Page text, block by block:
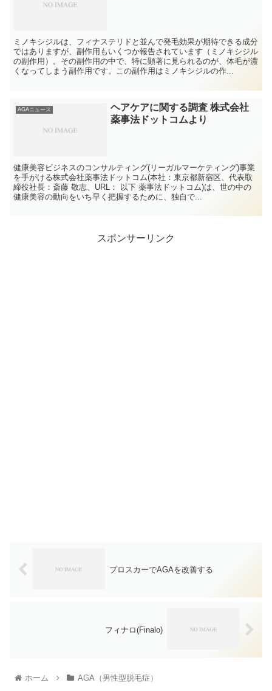
ミノキシジルは、フィナステリドと並んで発毛効果が期待できる成分
ではありますが、副作用もいくつか報告されています（ミノキシジル
の副作用）。その副作用の中で、特に顕著に見られるのが、体毛が濃
くなってしまう副作用です。この副作用はミノキシジルの作...
AGAニュース
ヘアケアに関する調査 株式会社
薬事法ドットコムより
健康美容ビジネスのコンサルティング(リーガルマーケティング)事業
を手がける株式会社薬事法ドットコム(本社：東京都新宿区、代表取
締役社長：斎藤 敬志、URL： 以下 薬事法ドットコム)は、世の中の
健康美容の動向をいち早く把握するために、独自で...
スポンサーリンク
プロスカーでAGAを改善する
フィナロ(Finalo)
ホーム AGA（男性型脱毛症）